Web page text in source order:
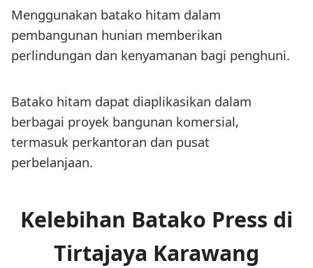
Menggunakan batako hitam dalam
pembangunan hunian memberikan
perlindungan dan kenyamanan bagi penghuni.
Batako hitam dapat diaplikasikan dalam
berbagai proyek bangunan komersial,
termasuk perkantoran dan pusat
perbelanjaan.
Kelebihan Batako Press di
Tirtajaya Karawang